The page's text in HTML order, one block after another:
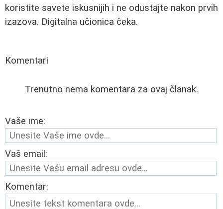
koristite savete iskusnijih i ne odustajte nakon prvih
izazova. Digitalna učionica čeka.
Komentari
Trenutno nema komentara za ovaj članak.
Vaše ime:
Vaš email:
Komentar: